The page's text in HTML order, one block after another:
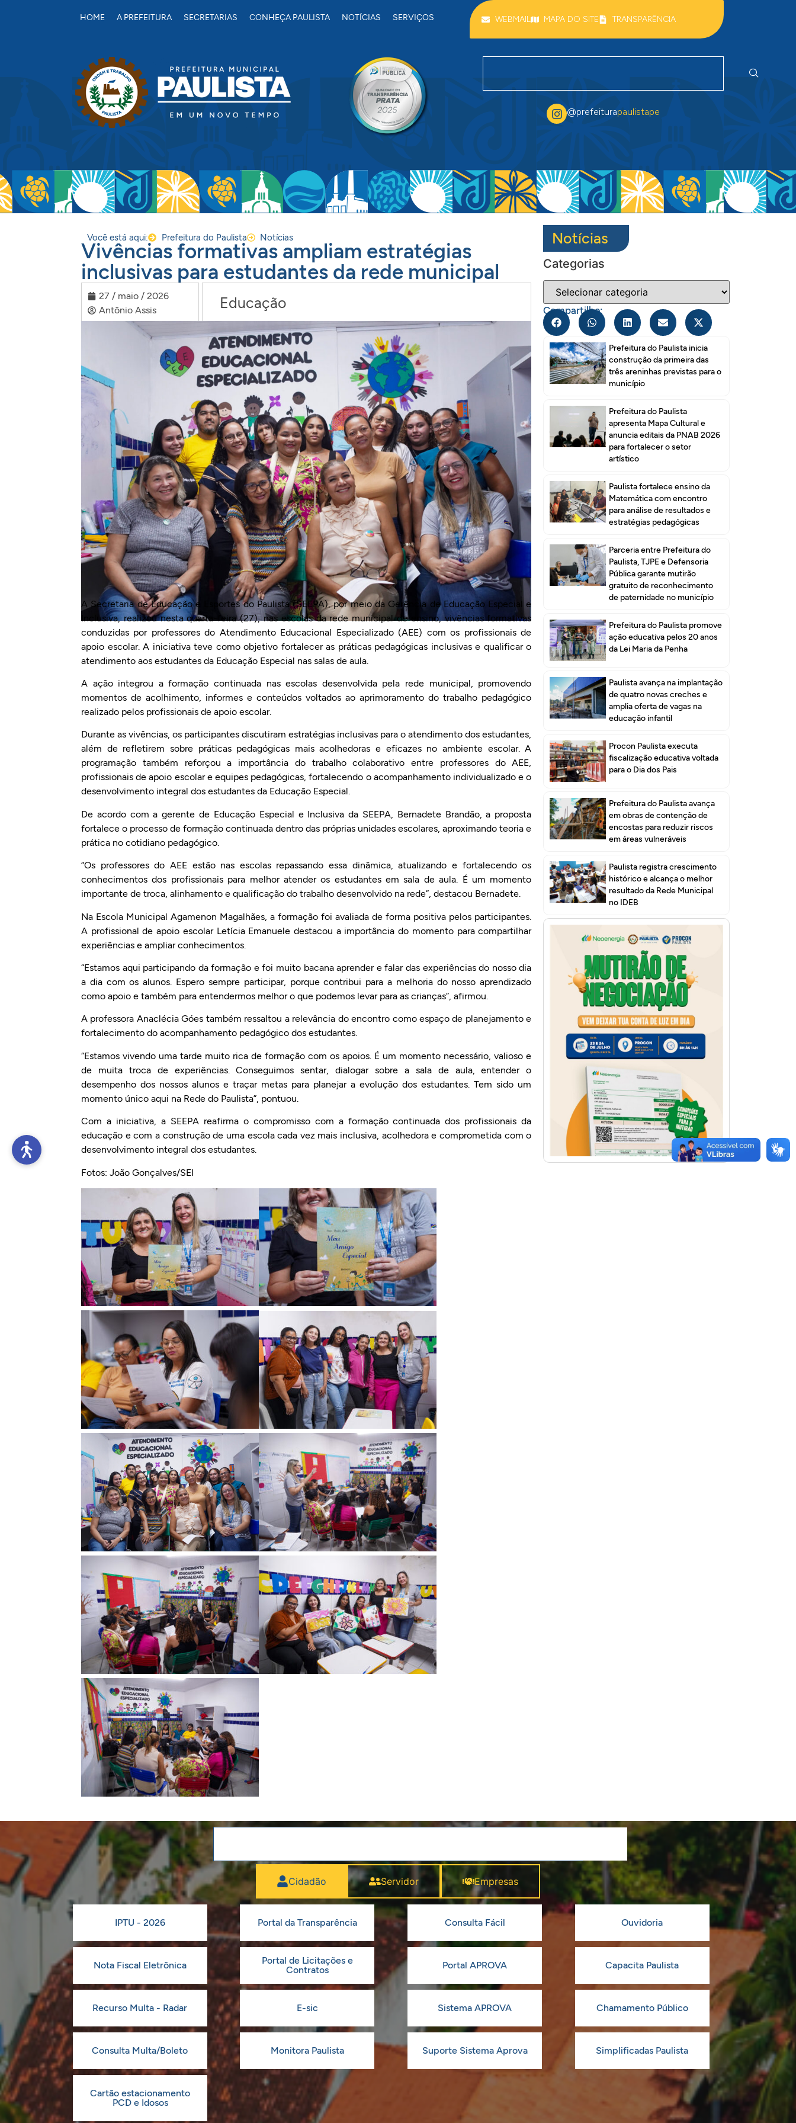
HOME A PREFEITURA SECRETARIAS CONHEÇA PAULISTA NOTÍCIAS SERVIÇOS WEBMAIL MAPA DO SITE TRANSPARÊNCIA
@prefeiturapaulistape
Você está aqui: Prefeitura do Paulista Notícias
Vivências formativas ampliam estratégias
inclusivas para estudantes da rede municipal
27 / maio / 2026
Antônio Assis
Educação
A Secretaria de Educação e Esportes do Paulista (SEEPA), por meio da Gerência de Educação Especial e
Inclusiva, realizou nesta quarta-feira (27), nas escolas da rede municipal de ensino, vivências formativas
conduzidas por professores do Atendimento Educacional Especializado (AEE) com os profissionais de
apoio escolar. A iniciativa teve como objetivo fortalecer as práticas pedagógicas inclusivas e qualificar o
atendimento aos estudantes da Educação Especial nas salas de aula.
A ação integrou a formação continuada nas escolas desenvolvida pela rede municipal, promovendo
momentos de acolhimento, informes e conteúdos voltados ao aprimoramento do trabalho pedagógico
realizado pelos profissionais de apoio escolar.
Durante as vivências, os participantes discutiram estratégias inclusivas para o atendimento dos estudantes,
além de refletirem sobre práticas pedagógicas mais acolhedoras e eficazes no ambiente escolar. A
programação também reforçou a importância do trabalho colaborativo entre professores do AEE,
profissionais de apoio escolar e equipes pedagógicas, fortalecendo o acompanhamento individualizado e o
desenvolvimento integral dos estudantes da Educação Especial.
De acordo com a gerente de Educação Especial e Inclusiva da SEEPA, Bernadete Brandão, a proposta
fortalece o processo de formação continuada dentro das próprias unidades escolares, aproximando teoria e
prática no cotidiano pedagógico.
“Os professores do AEE estão nas escolas repassando essa dinâmica, atualizando e fortalecendo os
conhecimentos dos profissionais para melhor atender os estudantes em sala de aula. É um momento
importante de troca, alinhamento e qualificação do trabalho desenvolvido na rede”, destacou Bernadete.
Na Escola Municipal Agamenon Magalhães, a formação foi avaliada de forma positiva pelos participantes.
A profissional de apoio escolar Letícia Emanuele destacou a importância do momento para compartilhar
experiências e ampliar conhecimentos.
“Estamos aqui participando da formação e foi muito bacana aprender e falar das experiências do nosso dia
a dia com os alunos. Espero sempre participar, porque contribui para a melhoria do nosso aprendizado
como apoio e também para entendermos melhor o que podemos levar para as crianças”, afirmou.
A professora Anaclécia Góes também ressaltou a relevância do encontro como espaço de planejamento e
fortalecimento do acompanhamento pedagógico dos estudantes.
“Estamos vivendo uma tarde muito rica de formação com os apoios. É um momento necessário, valioso e
de muita troca de experiências. Conseguimos sentar, dialogar sobre a sala de aula, entender o
desempenho dos nossos alunos e traçar metas para planejar a evolução dos estudantes. Tem sido um
momento único aqui na Rede do Paulista”, pontuou.
Com a iniciativa, a SEEPA reafirma o compromisso com a formação continuada dos profissionais da
educação e com a construção de uma escola cada vez mais inclusiva, acolhedora e comprometida com o
desenvolvimento integral dos estudantes.
Fotos: João Gonçalves/SEI
Notícias
Categorias
Compartilhe:
Prefeitura do Paulista inicia
construção da primeira das
três areninhas previstas para o
município
Prefeitura do Paulista
apresenta Mapa Cultural e
anuncia editais da PNAB 2026
para fortalecer o setor
artístico
Paulista fortalece ensino da
Matemática com encontro
para análise de resultados e
estratégias pedagógicas
Parceria entre Prefeitura do
Paulista, TJPE e Defensoria
Pública garante mutirão
gratuito de reconhecimento
de paternidade no município
Prefeitura do Paulista promove
ação educativa pelos 20 anos
da Lei Maria da Penha
Paulista avança na implantação
de quatro novas creches e
amplia oferta de vagas na
educação infantil
Procon Paulista executa
fiscalização educativa voltada
para o Dia dos Pais
Prefeitura do Paulista avança
em obras de contenção de
encostas para reduzir riscos
em áreas vulneráveis
Paulista registra crescimento
histórico e alcança o melhor
resultado da Rede Municipal
no IDEB
Cidadão Servidor Empresas
IPTU - 2026 Portal da Transparência Consulta Fácil Ouvidoria
Nota Fiscal Eletrônica
Portal de Licitações e
Contratos
Portal APROVA Capacita Paulista
Recurso Multa - Radar E-sic Sistema APROVA Chamamento Público
Consulta Multa/Boleto Monitora Paulista Suporte Sistema Aprova Simplificadas Paulista
Cartão estacionamento
PCD e Idosos